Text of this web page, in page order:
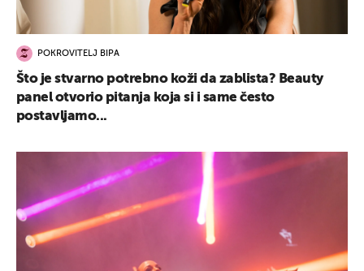
POKROVITELJ BIPA
Što je stvarno potrebno koži da zablista? Beauty
panel otvorio pitanja koja si i same često
postavljamo...